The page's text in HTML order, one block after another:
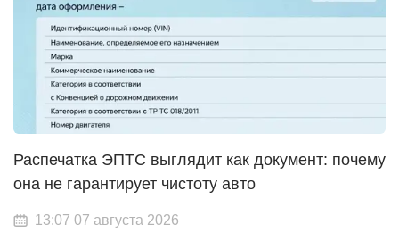
Распечатка ЭПТС выглядит как документ: почему
она не гарантирует чистоту авто
13:07 07 августа 2026